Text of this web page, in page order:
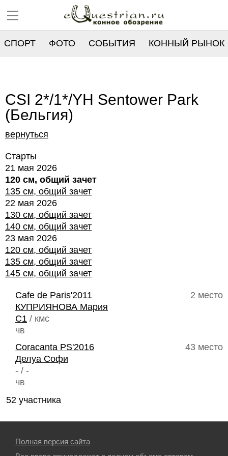
СПОРТ ФОТО СОБЫТИЯ КОННЫЙ РЫНОК
CSI 2*/1*/YH Sentower Park
(Бельгия)
вернуться
Старты
21 мая 2026
120 см, общий зачет
135 см, общий зачет
22 мая 2026
130 см, общий зачет
140 см, общий зачет
23 мая 2026
120 см, общий зачет
135 см, общий зачет
145 см, общий зачет
2 место
Cafe de Paris'2011
КУПРИЯНОВА Мария
C1 / кмс
чв
43 место
Coracanta PS'2016
Делуа Софи
- / -
чв
52 участника
Полная версия сайта